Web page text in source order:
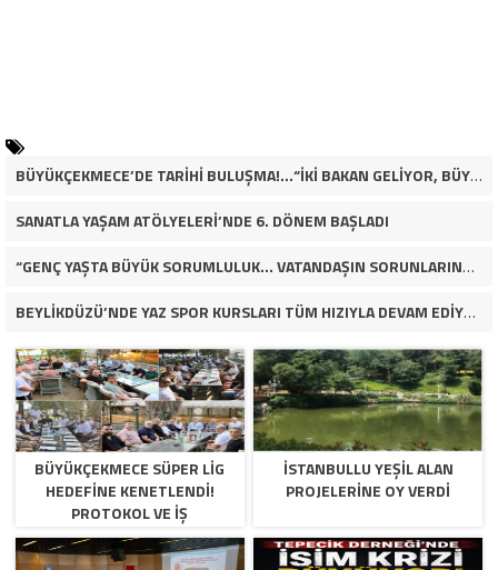
BÜYÜKÇEKMECE’DE TARİHİ BULUŞMA!…“İKİ BAKAN GELİYOR, BÜYÜKÇEKMECE’NİN ADLİYE KADERİ DEĞİŞECEK Mİ?”
SANATLA YAŞAM ATÖLYELERİ’NDE 6. DÖNEM BAŞLADI
“GENÇ YAŞTA BÜYÜK SORUMLULUK… VATANDAŞIN SORUNLARINA ÇÖZÜM ARIYOR!”
BEYLİKDÜZÜ’NDE YAZ SPOR KURSLARI TÜM HIZIYLA DEVAM EDİYOR
BÜYÜKÇEKMECE SÜPER LİG
HEDEFİNE KENETLENDİ!
PROTOKOL VE İŞ
DÜNYASINDAN BASKETBOL
TAKIMINA TAM DESTEK…
İSTANBULLU YEŞİL ALAN
PROJELERİNE OY VERDİ